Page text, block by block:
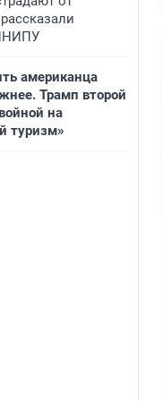
американца
Трамп второй
на
туризм»